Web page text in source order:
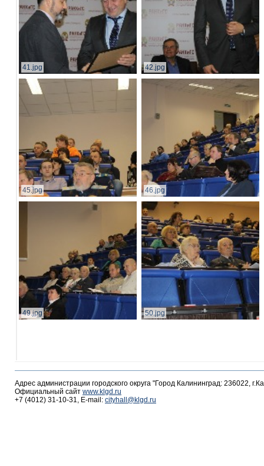
41.jpg 42.jpg
45.jpg 46.jpg
49.jpg 50.jpg
Адрес администрации городского округа "Город Калининград: 236022,
Официальный сайт www.klgd.ru
+7 (4012) 31-10-31, E-mail: cityhall@klgd.ru